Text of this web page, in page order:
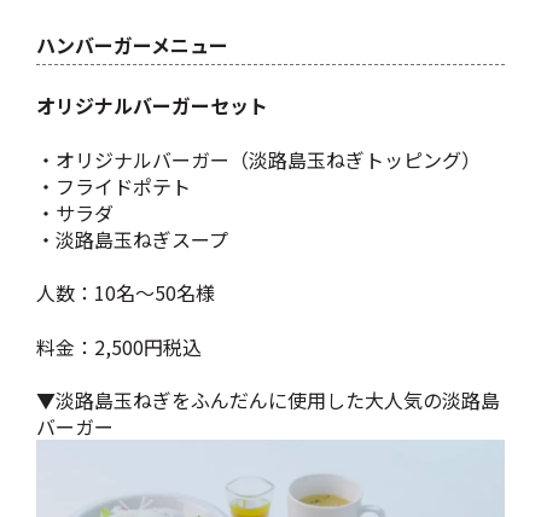
ハンバーガーメニュー
オリジナルバーガーセット
・オリジナルバーガー（淡路島玉ねぎトッピング）
・フライドポテト
・サラダ
・淡路島玉ねぎスープ
人数：10名～50名様
料金：2,500円税込
▼淡路島玉ねぎをふんだんに使用した大人気の淡路島
バーガー